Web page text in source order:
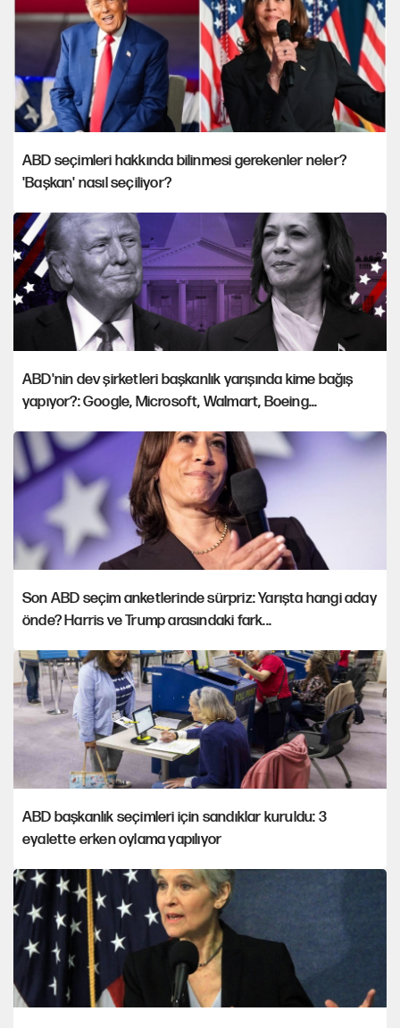
ABD seçimleri hakkında bilinmesi gerekenler neler?
'Başkan' nasıl seçiliyor?
ABD'nin dev şirketleri başkanlık yarışında kime bağış
yapıyor?: Google, Microsoft, Walmart, Boeing...
Son ABD seçim anketlerinde sürpriz: Yarışta hangi aday
önde? Harris ve Trump arasındaki fark...
ABD başkanlık seçimleri için sandıklar kuruldu: 3
eyalette erken oylama yapılıyor